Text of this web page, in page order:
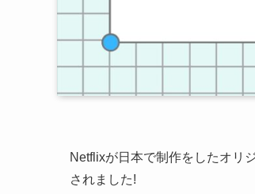
Netflixが日本で制作をしたオリ
されました!